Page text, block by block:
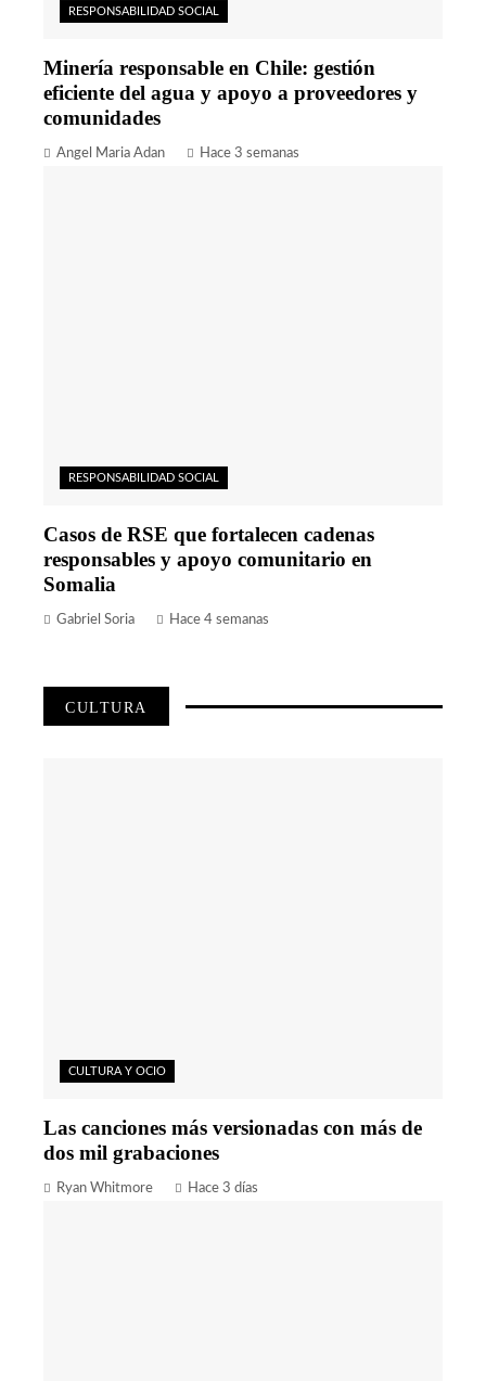
RESPONSABILIDAD SOCIAL
Minería responsable en Chile: gestión
eficiente del agua y apoyo a proveedores y
comunidades
Angel Maria Adan Hace 3 semanas
RESPONSABILIDAD SOCIAL
Casos de RSE que fortalecen cadenas
responsables y apoyo comunitario en
Somalia
Gabriel Soria Hace 4 semanas
CULTURA
CULTURA Y OCIO
Las canciones más versionadas con más de
dos mil grabaciones
Ryan Whitmore Hace 3 días